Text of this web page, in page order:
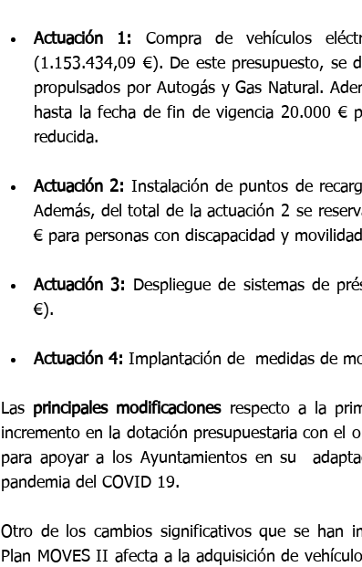
Actuación 1: Compra de vehículos
(1.153.434,09 €). De este presupuesto, se
propulsados por Autogás y Gas Natural.
hasta la fecha de fin de vigencia 20.000 €
reducida.
Actuación 2: Instalación de puntos de
Además, del total de la actuación 2 se
€ para personas con discapacidad y
Actuación 3: Despliegue de sistemas de
€).
Actuación 4: Implantación de  medidas de
Las principales modificaciones respecto a la
incremento en la dotación presupuestaria con el
para apoyar a los Ayuntamientos en su
pandemia del COVID 19.
Otro de los cambios significativos que se han
Plan MOVES II afecta a la adquisición de